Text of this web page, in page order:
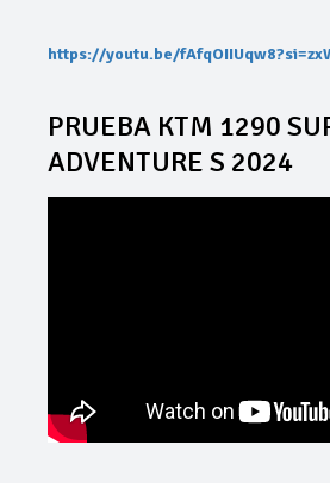
https://youtu.be/
PRUEBA KTM 1290
ADVENTURE S 2024